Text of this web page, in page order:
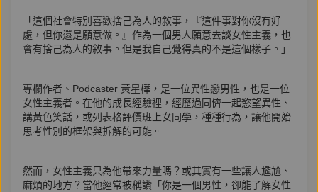
「這個社會特別喜歡捨己為人的敘事，『這件事對你沒有好
處，但你還是願意做。』作為一個男人願意去談女性主義，也
會有捨己為人的敘事。但是我自己覺得真的不是這個樣子。」
專欄作者、Podcaster 黃星樺，是一位異性戀男性，也是一位
女性主義者。在他的成長經驗裡，經歷過同儕一起慾望異性、
講黃色笑話，或列表格評價班上女同學，種種行為，讓他開始
思考性別的框架與拆解的可能。
然而，女性主義只為他帶來力量嗎？或其實有一些讓人尷尬、
麻煩的地方？當他經常被稱讚「你是一個男性，卻能了解女性